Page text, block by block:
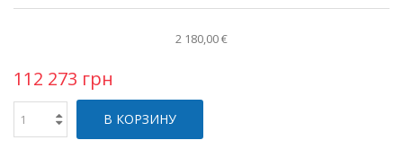
2 180,00 €
112 273 грн
В КОРЗИНУ